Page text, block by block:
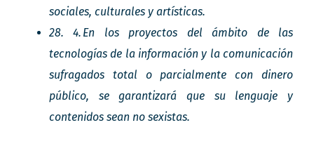
sociales, culturales y artísticas.
28. 4. En los proyectos del ámbito de las
tecnologías de la información y la comunicación
sufragados total o parcialmente con dinero
público, se garantizará que su lenguaje y
contenidos sean no sexistas.